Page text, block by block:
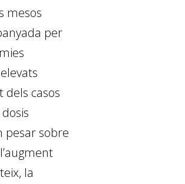
mesos
per
dels casos
pesar sobre
la